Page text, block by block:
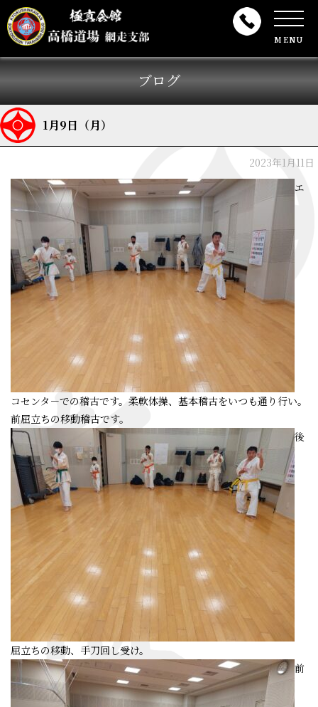
MENU
ブログ
1月9日（月）
2023年1月11日
エ
コセンタ－での稽古です。柔軟体操、基本稽古をいつも通り行い。
前屈立ちの移動稽古です。
後
屈立ちの移動、手刀回し受け。
前